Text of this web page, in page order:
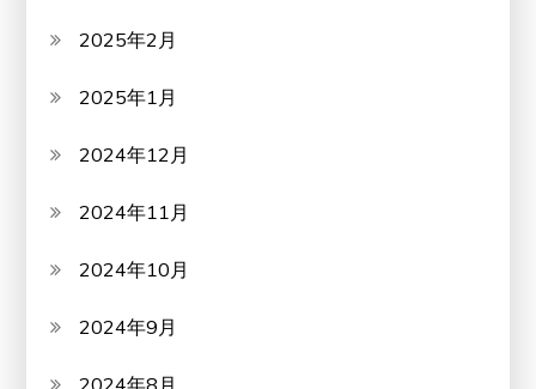
2025年2月
2025年1月
2024年12月
2024年11月
2024年10月
2024年9月
2024年8月